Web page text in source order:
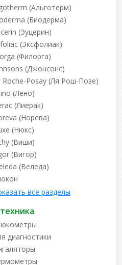
(Альготерм)
(Биодерма)
(Эуцерин)
(Эксфолиак)
(Филорга)
(Джонсонс)
Roche-Posay (Ля Рош-Позе)
(Лено)
(Лиерак)
(Норева)
(Нюкс)
(Виши)
(Вигор)
(Веледа)
все разделы
диагностики